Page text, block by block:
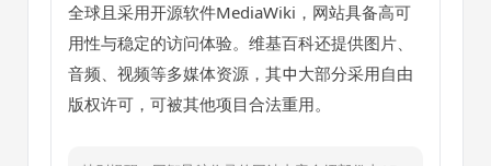
全球且采用开源软件MediaWiki，网站具备高可
用性与稳定的访问体验。维基百科还提供图片、
音频、视频等多媒体资源，其中大部分采用自由
版权许可，可被其他项目合法重用。